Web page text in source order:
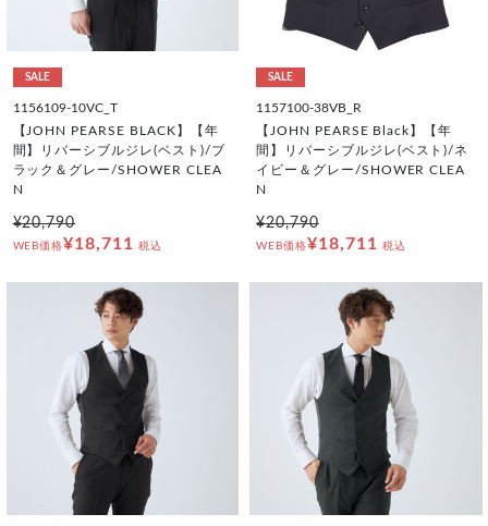
SALE
1156109-10VC_T
【JOHN PEARSE BLACK】【年
間】リバーシブルジレ(ベスト)/ブ
ラック＆グレー/SHOWER CLEA
N
¥20,790
WEB価格¥18,711 税込
SALE
1157100-38VB_R
【JOHN PEARSE Black】【年
間】リバーシブルジレ(ベスト)/ネ
イビー＆グレー/SHOWER CLEA
N
¥20,790
WEB価格¥18,711 税込